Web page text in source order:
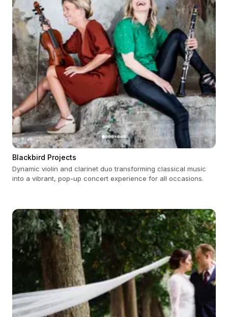
Blackbird Projects
Dynamic violin and clarinet duo transforming classical music
into a vibrant, pop-up concert experience for all occasions.